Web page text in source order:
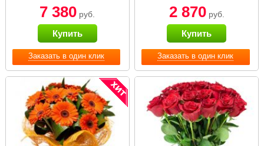
Заказать в один клик
7 380 руб.
Купить
Заказать в один клик
2 870руб.
Купить